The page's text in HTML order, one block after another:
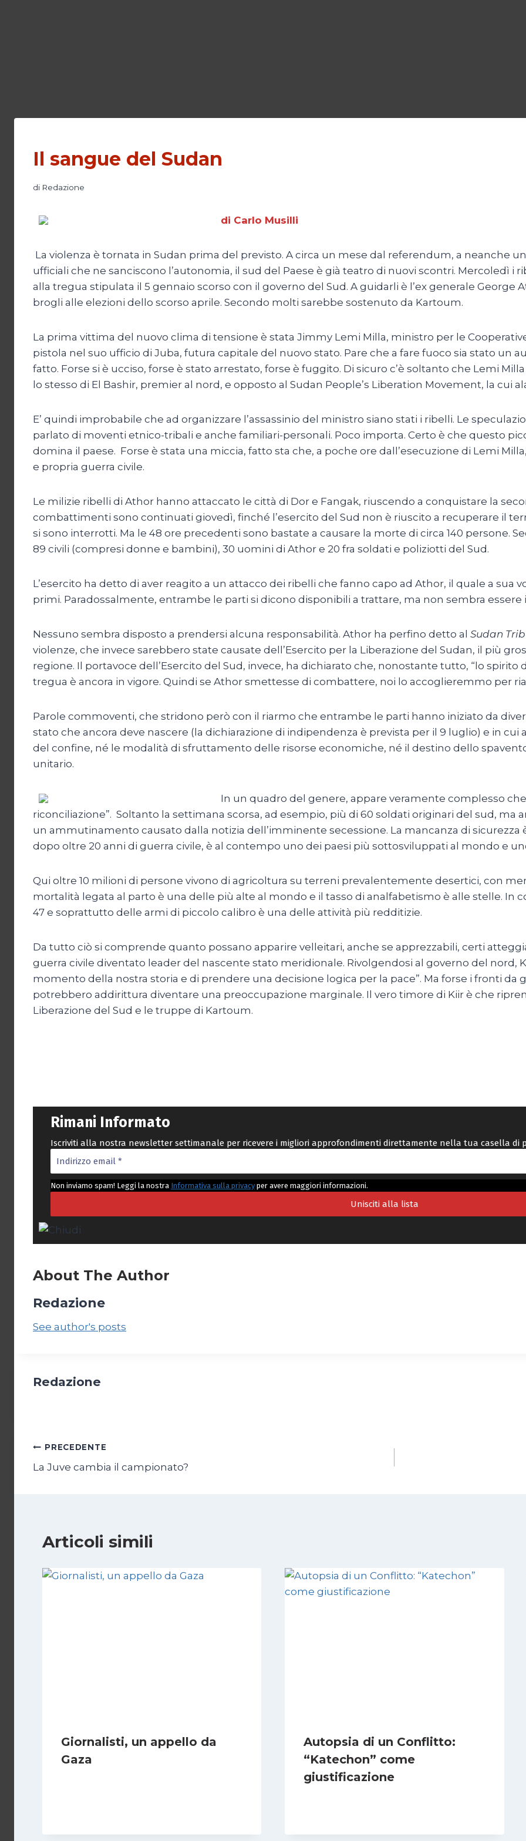
Il sangue del Sudan
di Redazione
di Carlo Musilli
La violenza è tornata in Sudan prima del previsto. A circa un mese dal referendum, a neanche
ufficiali che ne sanciscono l’autonomia, il sud del Paese è già teatro di nuovi scontri. Mercoledì i
alla tregua stipulata il 5 gennaio scorso con il governo del Sud. A guidarli è l’ex generale George
brogli alle elezioni dello scorso aprile. Secondo molti sarebbe sostenuto da Kartoum.
La prima vittima del nuovo clima di tensione è stata Jimmy Lemi Milla, ministro per le
pistola nel suo ufficio di Juba, futura capitale del nuovo stato. Pare che a fare fuoco sia stato un
fatto. Forse si è ucciso, forse è stato arrestato, forse è fuggito. Di sicuro c’è soltanto che Lemi
lo stesso di El Bashir, premier al nord, e opposto al Sudan People’s Liberation Movement, la cui
E’ quindi improbabile che ad organizzare l’assassinio del ministro siano stati i ribelli. Le
parlato di moventi etnico-tribali e anche familiari-personali. Poco importa. Certo è che questo
domina il paese. Forse è stata una miccia, fatto sta che, a poche ore dall’esecuzione di Lemi
e propria guerra civile.
Le milizie ribelli di Athor hanno attaccato le città di Dor e Fangak, riuscendo a conquistare la
combattimenti sono continuati giovedì, finché l’esercito del Sud non è riuscito a recuperare il
si sono interrotti. Ma le 48 ore precedenti sono bastate a causare la morte di circa 140 persone.
89 civili (compresi donne e bambini), 30 uomini di Athor e 20 fra soldati e poliziotti del Sud.
L’esercito ha detto di aver reagito a un attacco dei ribelli che fanno capo ad Athor, il quale a sua
primi. Paradossalmente, entrambe le parti si dicono disponibili a trattare, ma non sembra essere
Nessuno sembra disposto a prendersi alcuna responsabilità. Athor ha perfino detto al Sudan
violenze, che invece sarebbero state causate dell’Esercito per la Liberazione del Sudan, il più
regione. Il portavoce dell’Esercito del Sud, invece, ha dichiarato che, nonostante tutto, “lo spirito
tregua è ancora in vigore. Quindi se Athor smettesse di combattere, noi lo accoglieremmo per
Parole commoventi, che stridono però con il riarmo che entrambe le parti hanno iniziato da
stato che ancora deve nascere (la dichiarazione di indipendenza è prevista per il 9 luglio) e in cui
del confine, né le modalità di sfruttamento delle risorse economiche, né il destino dello
unitario.
In un quadro del genere, appare veramente complesso
riconciliazione”. Soltanto la settimana scorsa, ad esempio, più di 60 soldati originari del sud, ma
un ammutinamento causato dalla notizia dell’imminente secessione. La mancanza di sicurezza
dopo oltre 20 anni di guerra civile, è al contempo uno dei paesi più sottosviluppati al mondo e
Qui oltre 10 milioni di persone vivono di agricoltura su terreni prevalentemente desertici, con
mortalità legata al parto è una delle più alte al mondo e il tasso di analfabetismo è alle stelle. In
47 e soprattutto delle armi di piccolo calibro è una delle attività più redditizie.
Da tutto ciò si comprende quanto possano apparire velleitari, anche se apprezzabili, certi
guerra civile diventato leader del nascente stato meridionale. Rivolgendosi al governo del nord,
momento della nostra storia e di prendere una decisione logica per la pace”. Ma forse i fronti da
potrebbero addirittura diventare una preoccupazione marginale. Il vero timore di Kiir è che
Liberazione del Sud e le truppe di Kartoum.
Rimani Informato
Iscriviti alla nostra newsletter settimanale per ricevere i migliori approfondimenti direttamente nella tua casella di
Non inviamo spam! Leggi la nostra Informativa sulla privacy per avere maggiori informazioni.
About The Author
Redazione
See author's posts
Redazione
Navigazione
articoli
PRECEDENTE
La Juve cambia il campionato?
Articoli simili
Giornalisti, un appello da
Gaza
Autopsia di un Conflitto:
“Katechon” come
giustificazione